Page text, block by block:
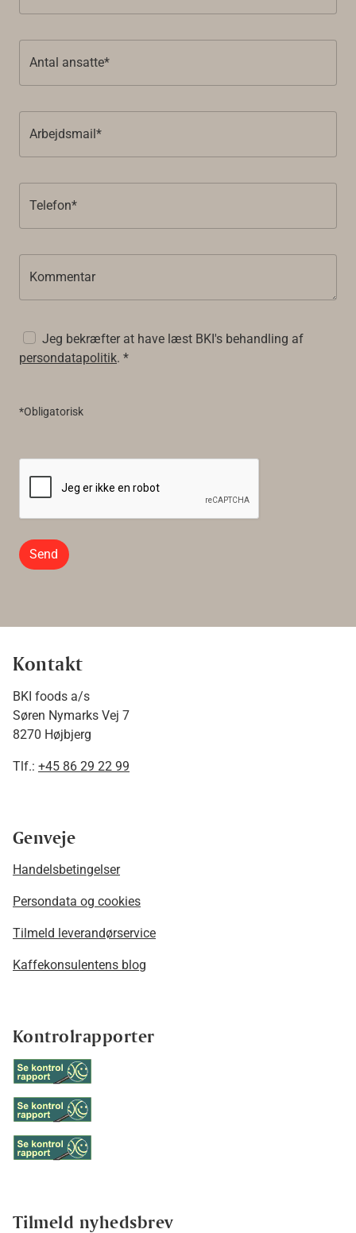
Antal ansatte*
Arbejdsmail*
Telefon*
Kommentar
Jeg bekræfter at have læst BKI's behandling af
persondatapolitik. *
*Obligatorisk
Send
Kontakt
BKI foods a/s
Søren Nymarks Vej 7
8270 Højbjerg
Tlf.: +45 86 29 22 99
Genveje
Handelsbetingelser
Persondata og cookies
Tilmeld leverandørservice
Kaffekonsulentens blog
Kontrolrapporter
Tilmeld nyhedsbrev